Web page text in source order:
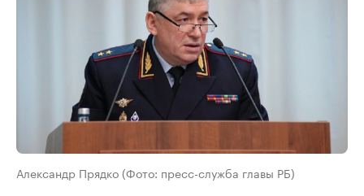
Александр Прядко (Фото: пресс-служба главы РБ)